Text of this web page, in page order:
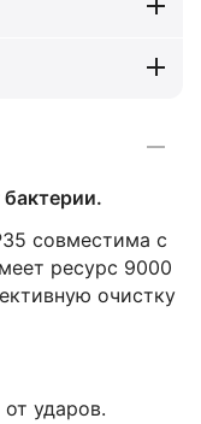
совместима с
ресурс 9000
очистку
ударов.